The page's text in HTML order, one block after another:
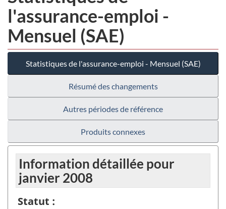
l'assurance-emploi -
Mensuel (SAE)
Statistiques de l'assurance-emploi - Mensuel (SAE)
Résumé des changements
Autres périodes de référence
Produits connexes
Information détaillée pour
janvier 2008
Statut :